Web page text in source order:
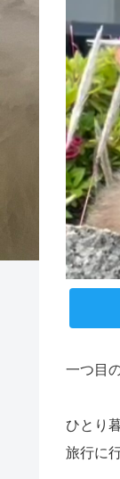
一つ目
ひとり
旅行に